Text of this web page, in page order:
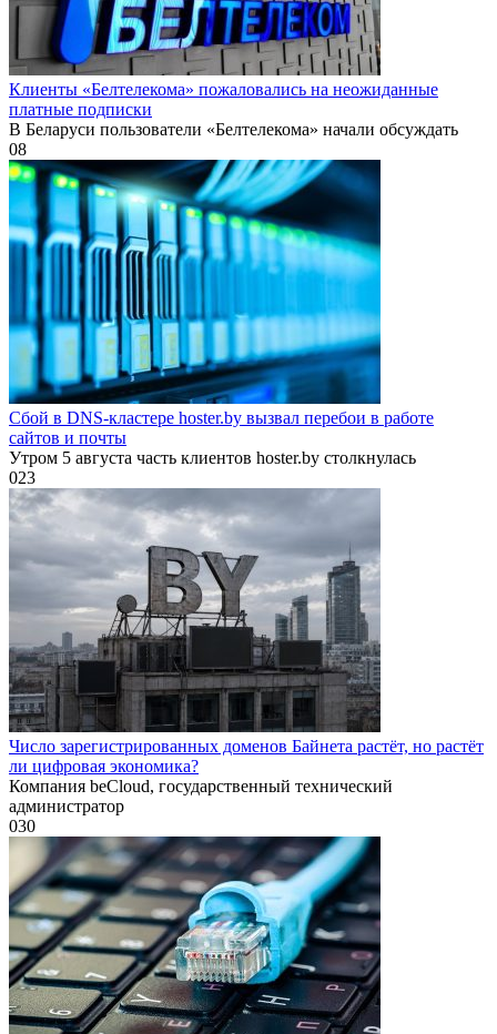
Клиенты «Белтелекома» пожаловались на неожиданные
платные подписки
В Беларуси пользователи «Белтелекома» начали обсуждать
08
Сбой в DNS-кластере hoster.by вызвал перебои в работе
сайтов и почты
Утром 5 августа часть клиентов hoster.by столкнулась
023
Число зарегистрированных доменов Байнета растёт, но растёт
ли цифровая экономика?
Компания beCloud, государственный технический
администратор
030